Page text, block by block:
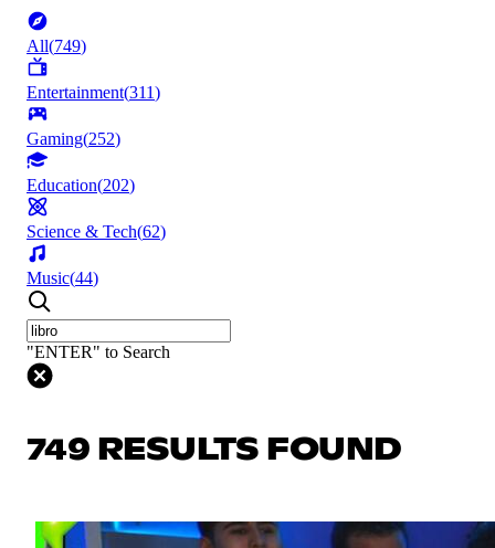
All(749)
Entertainment(311)
Gaming(252)
Education(202)
Science & Tech(62)
Music(44)
"ENTER" to Search
749 RESULTS FOUND